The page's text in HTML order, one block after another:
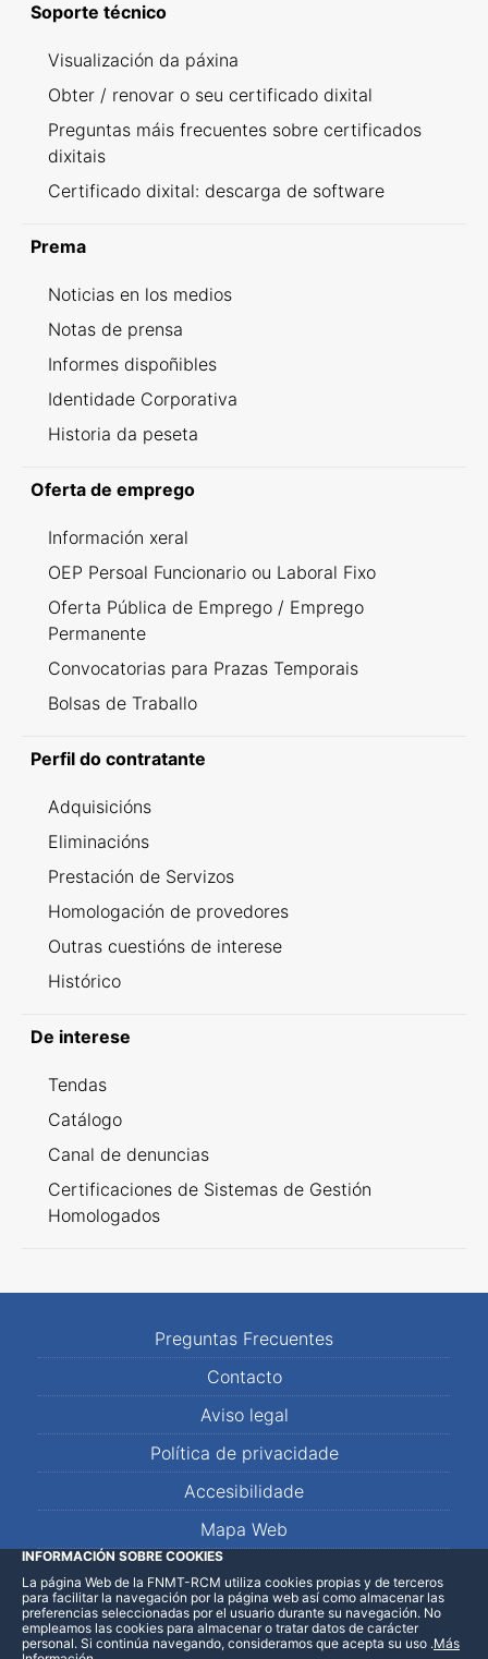
Soporte técnico
Visualización da páxina
Obter / renovar o seu certificado dixital
Preguntas máis frecuentes sobre certificados
dixitais
Certificado dixital: descarga de software
Prema
Noticias en los medios
Notas de prensa
Informes dispoñibles
Identidade Corporativa
Historia da peseta
Oferta de emprego
Información xeral
OEP Persoal Funcionario ou Laboral Fixo
Oferta Pública de Emprego / Emprego
Permanente
Convocatorias para Prazas Temporais
Bolsas de Traballo
Perfil do contratante
Adquisicións
Eliminacións
Prestación de Servizos
Homologación de provedores
Outras cuestións de interese
Histórico
De interese
Tendas
Catálogo
Canal de denuncias
Certificaciones de Sistemas de Gestión
Homologados
Preguntas Frecuentes
Contacto
Aviso legal
Política de privacidade
Accesibilidade
Mapa Web
LinkedInFacebookWhatsApp
INFORMACIÓN SOBRE COOKIES
La página Web de la FNMT-RCM utiliza cookies propias y de terceros
para facilitar la navegación por la página web así como almacenar las
preferencias seleccionadas por el usuario durante su navegación. No
empleamos las cookies para almacenar o tratar datos de carácter
personal. Si continúa navegando, consideramos que acepta su uso .Más